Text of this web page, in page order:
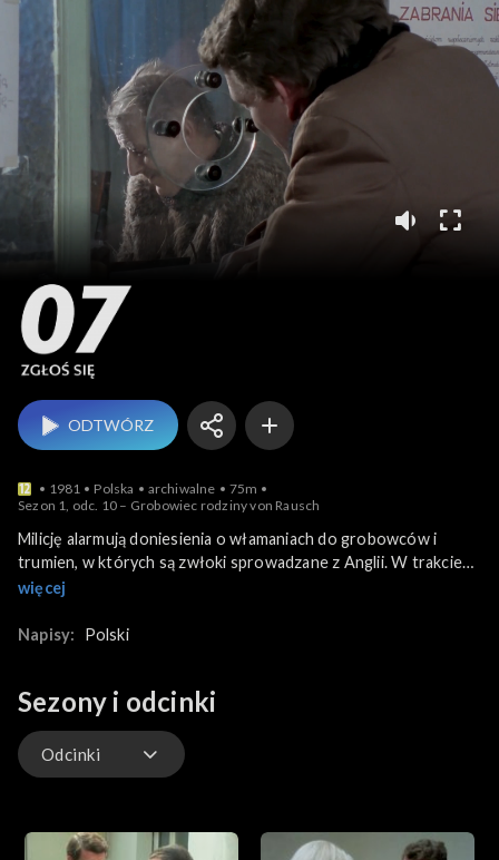
07 zgłoś się
ODTWÓRZ
1981 Polska archiwalne
75m
Sezon 1, odc. 10 – Grobowiec rodziny von Rausch
Milicję alarmują doniesienia o włamaniach do grobowców i
trumien, w których są zwłoki sprowadzane z Anglii. W trakcie
śledztwa Borewicz wpada na trop dwojga wspólników, którzy w
Porucznik podąża ich śladem…
więcej
Napisy: Polski
Sezony i odcinki
Odcinki